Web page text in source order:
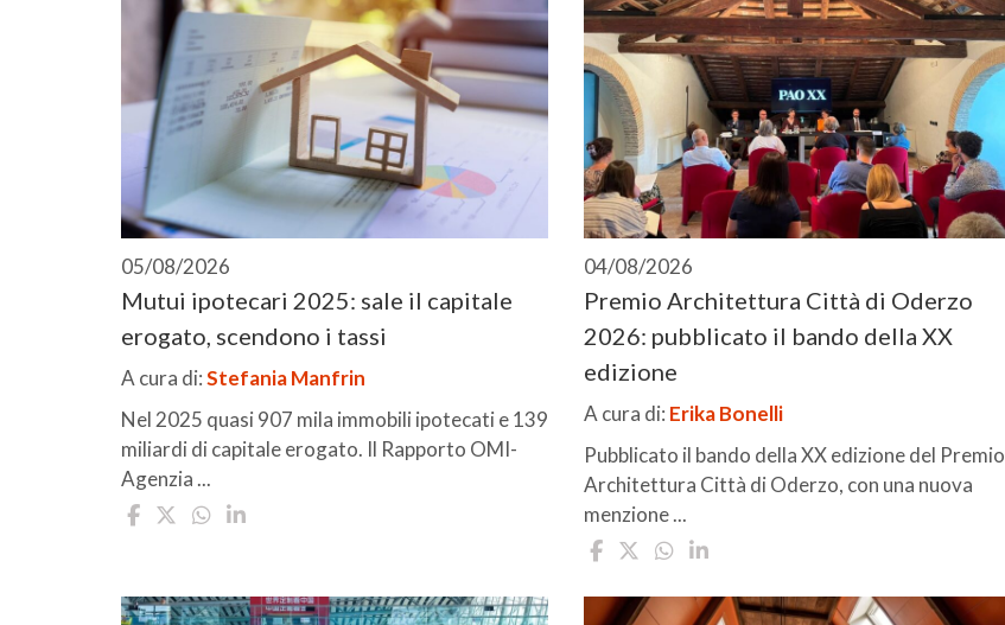
05/08/2026
Mutui ipotecari 2025: sale il capitale
erogato, scendono i tassi
A cura di:Stefania Manfrin
Nel 2025 quasi 907 mila immobili ipotecati e 139
miliardi di capitale erogato. Il Rapporto OMI-
Agenzia ...
04/08/2026
Premio Architettura Città di Oderzo
2026: pubblicato il bando della XX
edizione
A cura di: Erika Bonelli
Pubblicato il bando della XX edizione del Premio
Architettura Città di Oderzo, con una nuova
menzione ...